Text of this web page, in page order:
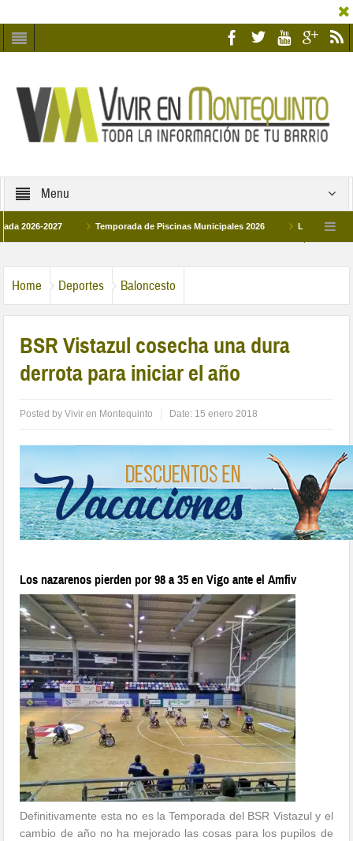
Menu
2027 Temporada de Piscinas Municipales 2026 Los Campus de
Home Deportes Baloncesto
BSR Vistazul cosecha una dura
derrota para iniciar el año
Posted byVivir en Montequinto Date: 15 enero 2018
Los nazarenos pierden por 98 a 35 en Vigo ante el Amfiv
Definitivamente esta no es la Temporada del BSR Vistazul y el
cambio de año no ha mejorado las cosas para los pupilos de